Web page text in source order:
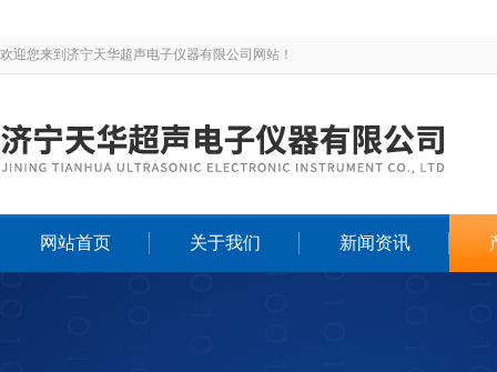
欢迎您来到济宁天华超声电子仪器有限公司网站！
网站首页 关于我们 新闻资讯